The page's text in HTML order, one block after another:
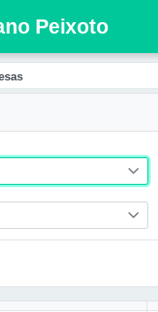
Peixoto